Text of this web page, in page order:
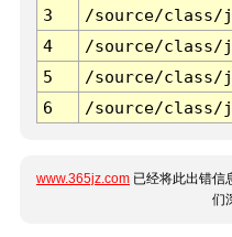
3 /source/class/
4
/source/class/
5
/source/class/
6
/source/class/
www.365jz.com 已经将此出错信
们